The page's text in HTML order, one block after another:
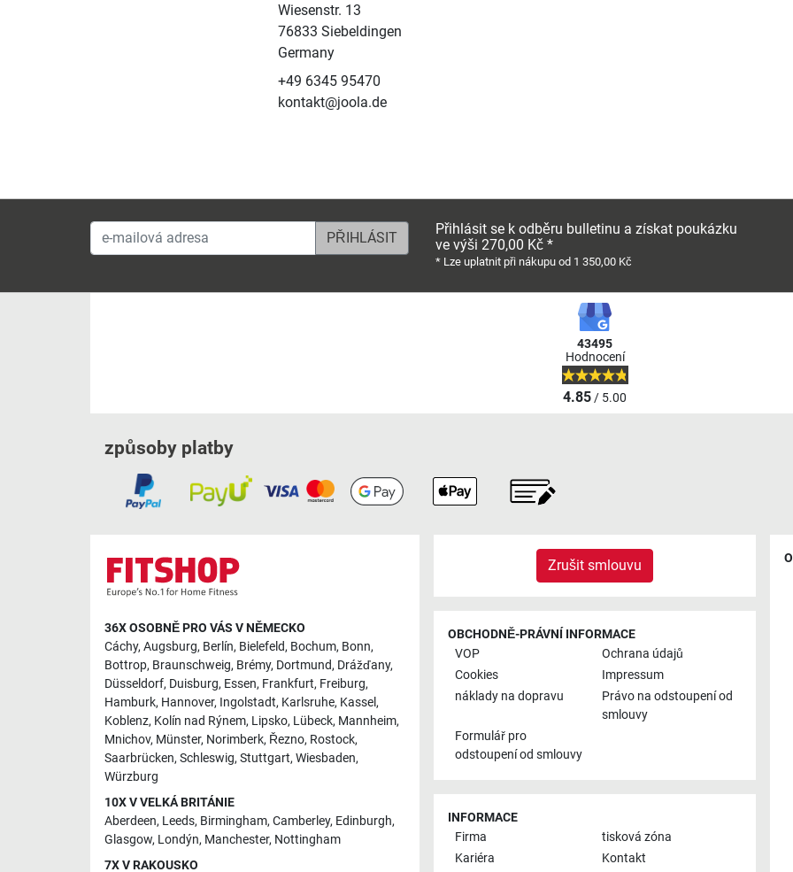
Wiesenstr. 13
76833 Siebeldingen
Germany
+49 6345 95470
kontakt@joola.de
e-mailová adresa
Přihlásit se k odběru bulletinu a získat poukázku
ve výši 270,00 Kč *
* Lze uplatnit při nákupu od 1 350,00 Kč
43495
Hodnocení
4.85/ 5.00
způsoby platby
36X OSOBNĚ PRO VÁS V NĚMECKO
Cáchy, Augsburg, Berlín, Bielefeld, Bochum, Bonn,
Bottrop, Braunschweig, Brémy, Dortmund, Drážďany,
Düsseldorf, Duisburg, Essen, Frankfurt, Freiburg,
Hamburk, Hannover, Ingolstadt, Karlsruhe, Kassel,
Koblenz, Kolín nad Rýnem, Lipsko, Lübeck, Mannheim,
Mnichov, Münster, Norimberk, Řezno, Rostock,
Saarbrücken, Schleswig, Stuttgart, Wiesbaden,
Würzburg
10X V VELKÁ BRITÁNIE
Aberdeen, Leeds, Birmingham, Camberley, Edinburgh,
Glasgow, Londýn, Manchester, Nottingham
7X V RAKOUSKO
Zrušit smlouvu
OBCHODNĚ-PRÁVNÍ INFORMACE
VOP
Ochrana údajů
Cookies
Impressum
náklady na dopravu
Právo na odstoupení od
smlouvy
Formulář pro
odstoupení od smlouvy
INFORMACE
Firma
tisková zóna
Kariéra
Kontakt